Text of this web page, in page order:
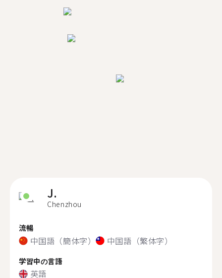
J.
Chenzhou
流暢
中国語（簡体字） 中国語（繁体字）
学習中の言語
英語